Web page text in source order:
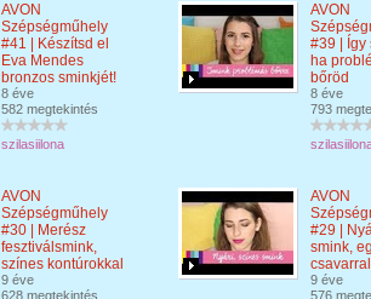
AVON
Szépségműhely
#41 | Készítsd el
Eva Mendes
bronzos sminkjét!
8 éve
582 megtekintés
szilasiilona
AVON
#39 | Így
ha
bőröd
8 éve
793
AVON
Szépségműhely
#30 | Merész
fesztiválsmink,
színes kontúrokkal
9 éve
628 megtekintés
AVON
#29 |
smink,
csavarral
9 éve
576